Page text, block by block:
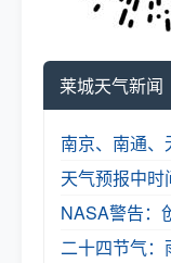
莱城天气新闻
南京、南通、
天气预报中
NASA警告：
二十四节气